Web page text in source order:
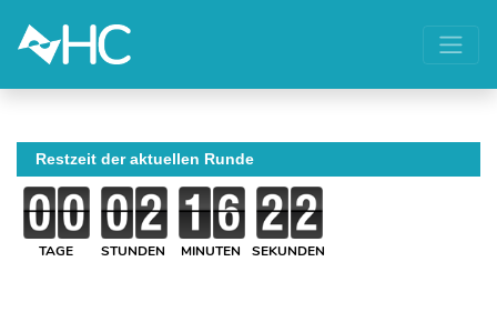
Restzeit der aktuellen Runde
TAGE STUNDEN MINUTEN SEKUNDEN